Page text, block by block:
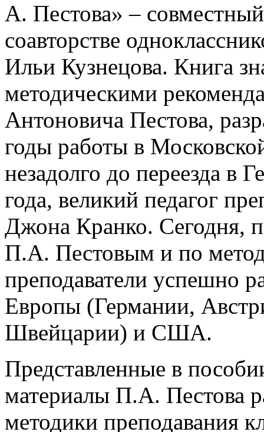
А. Пестова» –
соавторстве
Ильи Кузнецова. Книга
методическими
Антоновича Пестова,
годы работы в
незадолго до переезда в
года, великий педагог
Джона Кранко. Сегодня,
П.А. Пестовым и по
преподаватели успешно
Европы (Германии,
Швейцарии) и США.
Представленные в
материалы П.А. Пестова
методики преподавания